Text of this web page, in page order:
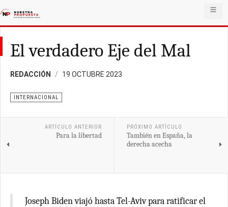
El verdadero Eje del Mal
REDACCIÓN 19 OCTUBRE 2023
INTERNACIONAL
ARTÍCULO ANTERIOR
Para la libertad
PRÓXIMO ARTÍCULO
También en España, la
derecha acecha
Joseph Biden viajó hasta Tel-Aviv para ratificar el